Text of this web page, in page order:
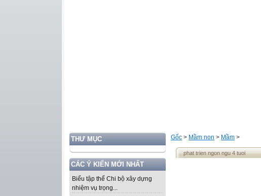
THƯ MỤC
CÁC Ý KIẾN MỚI NHẤT
Biểu tập thể Chi bộ xây dựng
nhiệm vụ trọng...
Gốc > Mầm non > Mầm >
phat trien ngon ngu 4 tuoi